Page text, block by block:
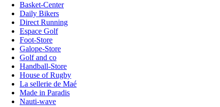
Basket-Center
Daily Bikers
Direct Running
Espace Golf
Foot-Store
Galope-Store
Golf and co
Handball-Store
House of Rugby
La sellerie de Maé
Made in Paradis
Nauti-wave